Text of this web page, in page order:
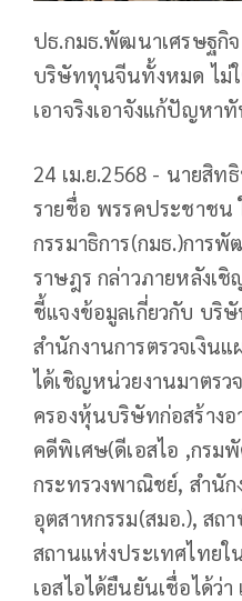
ปธ.กมธ.พัฒนาเศรษฐกิ
บริษัททุนจีนทั้งหมด ไม่ใ
เอาจริงเอาจังแก้ปัญหา
24 เม.ย.2568 - นายสิ
รายชื่อ พรรคประชาช
กรรมาธิการ(กมธ.)การ
ราษฎร กล่าวภายหลังเ
ชี้แจงข้อมูลเกี่ยวกับ บริ
สำนักงานการตรวจเงิน
ได้เชิญหน่วยงานมาตร
ครองหุ้นบริษัทก่อสร้างอ
คดีพิเศษ(ดีเอสไอ ,กรม
กระทรวงพาณิชย์, สำนั
อุตสาหกรรม(สมอ.), สถ
สถานแห่งประเทศไทย
เอสไอได้ยืนยันเชื่อได้ว่